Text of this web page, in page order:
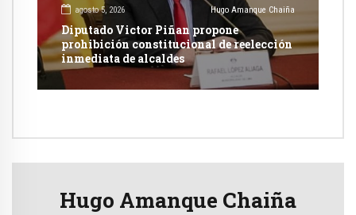
agosto 5, 2026 Hugo Amanque Chaiña
Diputado Victor Piñan propone
prohibición constitucional de reelección
inmediata de alcaldes
Hugo Amanque Chaiña